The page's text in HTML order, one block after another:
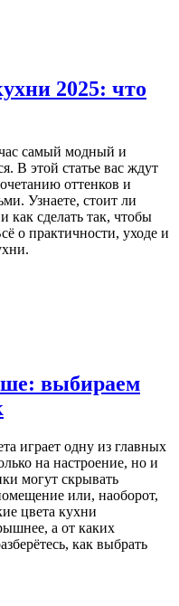
2025: что
самый модный и
В этой статье вас ждут
оттенков и
Узнаете, стоит ли
как сделать так, чтобы
о практичности, уходе и
выбираем
играет одну из главных
на настроение, но и
могут скрывать
или, наоборот,
цвета кухни
а от каких
как выбрать